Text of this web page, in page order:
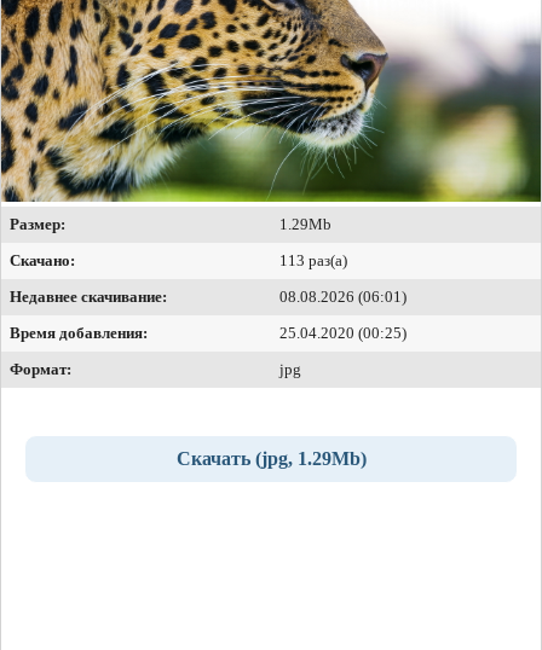
Размер:
1.29Mb
Скачано:
113 раз(а)
Недавнее скачивание:
08.08.2026 (06:01)
Время добавления:
25.04.2020 (00:25)
Формат:
jpg
Скачать (jpg, 1.29Mb)